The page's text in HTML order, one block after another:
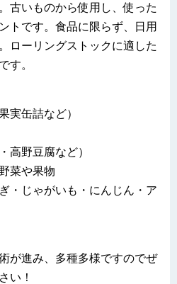
古いものから使用し、使った
トです。食品に限らず、日用
ローリングストックに適した
す。
実缶詰など）
高野豆腐など）
菜や果物
・じゃがいも・にんじん・ア
が進み、多種多様ですのでぜ
い！